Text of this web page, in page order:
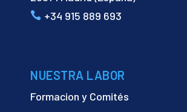
+34 915 889 693
NUESTRA LABOR
Formacion y Comités